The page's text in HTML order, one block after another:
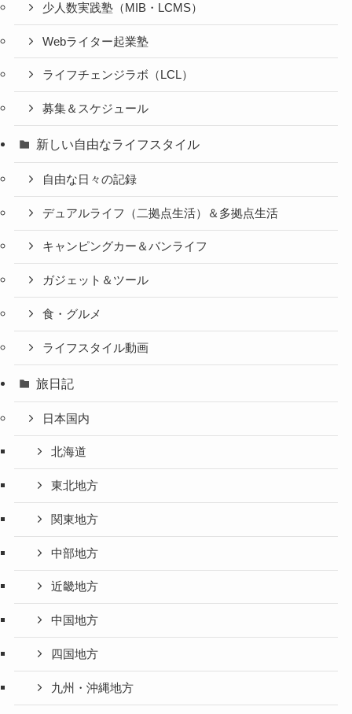
少人数実践塾（MIB・LCMS）
Webライター起業塾
ライフチェンジラボ（LCL）
募集＆スケジュール
新しい自由なライフスタイル
自由な日々の記録
デュアルライフ（二拠点生活）＆多拠点生活
キャンピングカー＆バンライフ
ガジェット＆ツール
食・グルメ
ライフスタイル動画
旅日記
日本国内
北海道
東北地方
関東地方
中部地方
近畿地方
中国地方
四国地方
九州・沖縄地方